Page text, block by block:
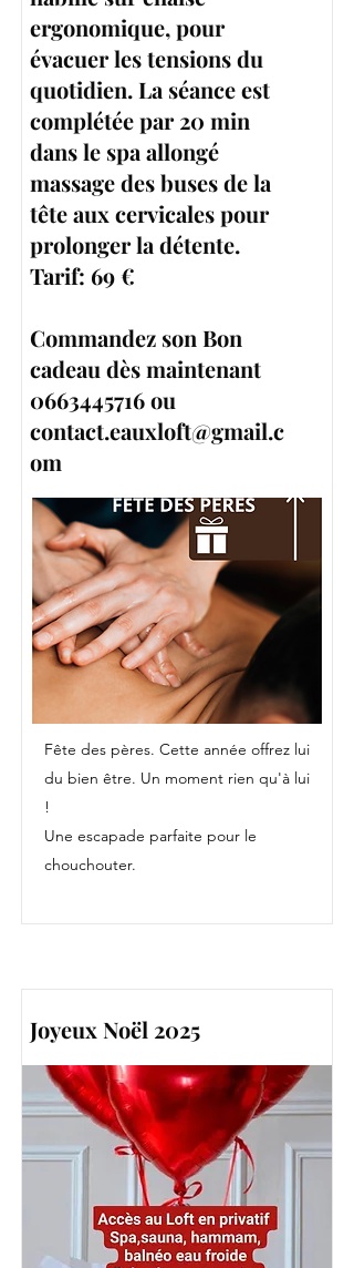
ergonomique, pour
évacuer les tensions du
quotidien. La séance est
complétée par 20 min
dans le spa allongé
massage des buses de la
tête aux cervicales pour
prolonger la détente.
Tarif: 69 €
Commandez son Bon
cadeau dès maintenant
0663445716ou
contact.eauxloft@gmail.c
om
Fête des pères. Cette année offrez lui
du bien être. Un moment rien qu'à lui
!
Une escapade parfaite pour le
chouchouter.
Joyeux Noël 2025